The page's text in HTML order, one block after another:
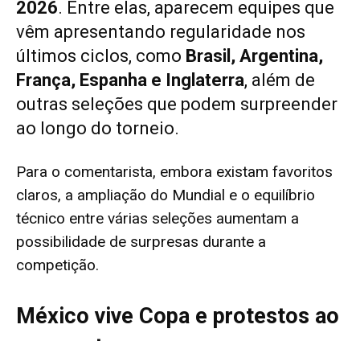
2026. Entre elas, aparecem equipes que
vêm apresentando regularidade nos
últimos ciclos, como Brasil, Argentina,
França, Espanha e Inglaterra, além de
outras seleções que podem surpreender
ao longo do torneio.
Para o comentarista, embora existam favoritos
claros, a ampliação do Mundial e o equilíbrio
técnico entre várias seleções aumentam a
possibilidade de surpresas durante a
competição.
México vive Copa e protestos ao